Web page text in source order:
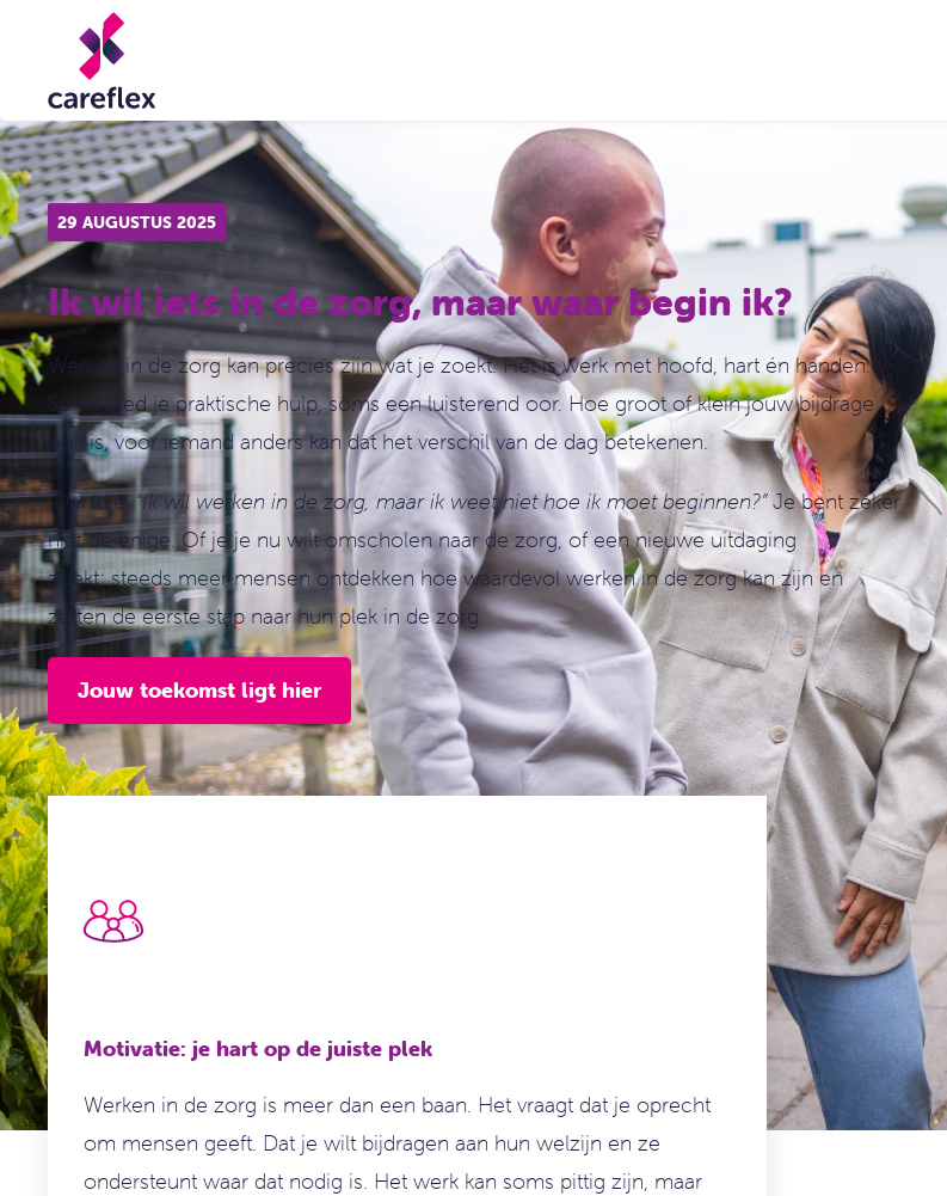
29 AUGUSTUS 2025
Ik wil iets in de zorg, maar waar begin ik?
Werken in de zorg kan precies zijn wat je zoekt. Het is werk met hoofd, hart én handen.
Soms bied je praktische hulp, soms een luisterend oor. Hoe groot of klein jouw bijdrage
ook is, voor iemand anders kan dat het verschil van de dag betekenen.
Denk je: “Ik wil werken in de zorg, maar ik weet niet hoe ik moet beginnen?”Je bent zeker
niet de enige. Of je je nu wilt omscholen naar de zorg, of een nieuwe uitdaging
zoekt; steeds meer mensen ontdekken hoe waardevol werken in de zorg kan zijn en
zetten de eerste stap naar hun plek in de zorg.
Jouw toekomst ligt hier
Motivatie: je hart op de juiste plek
Werken in de zorg is meer dan een baan. Het vraagt dat je oprecht
om mensen geeft. Dat je wilt bijdragen aan hun welzijn en ze
ondersteunt waar dat nodig is. Het werk kan soms pittig zijn, maar